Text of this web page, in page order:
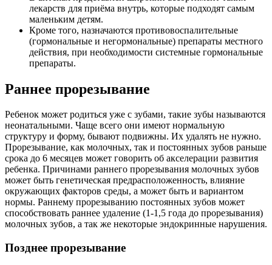
лекарств для приёма внутрь, которые подходят самым
маленьким детям.
Кроме того, назначаются противовоспалительные
(гормональные и негормональные) препараты местного
действия, при необходимости системные гормональные
препараты.
Раннее прорезывание
Ребенок может родиться уже с зубами, такие зубы называются
неонатальными. Чаще всего они имеют нормальную
структуру и форму, бывают подвижны. Их удалять не нужно.
Прорезывание, как молочных, так и постоянных зубов раньше
срока до 6 месяцев может говорить об акселерации развития
ребенка. Причинами раннего прорезывания молочных зубов
может быть генетическая предрасположенность, влияние
окружающих факторов среды, а может быть и вариантом
нормы. Раннему прорезыванию постоянных зубов может
способствовать раннее удаление (1-1,5 года до прорезывания)
молочных зубов, а так же некоторые эндокринные нарушения.
Позднее прорезывание